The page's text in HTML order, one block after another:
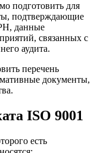
подготовить для
подтверждающие
данные
связанных с
аудита.
перечень
документы,
ISO 9001
есть